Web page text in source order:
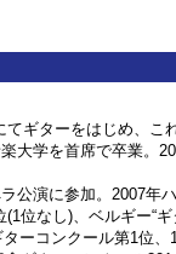
てギターをはじめ、
大学を首席で卒業。
公演に参加。2007年
位なし)、ベルギー“
ーコンクール第1位